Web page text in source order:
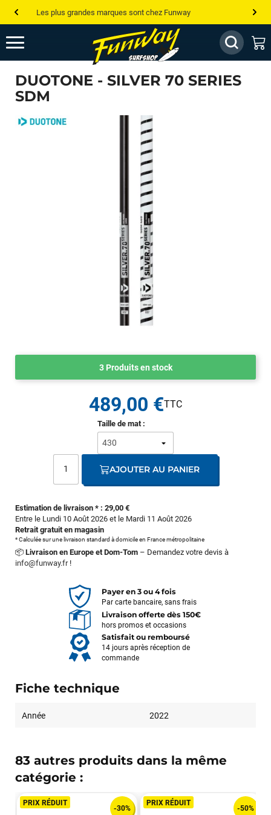
Les plus grandes marques sont chez Funway
Jusqu’à -75% de remise sur le windsurf, wingfoil, etc...
💰 Meilleur prix garanti — Moins cher ailleurs ? On s’aligne !
Besoin de conseils de pro ? Appelle nous !
DUOTONE - SILVER 70 SERIES
SDM
3 Produits en stock
Estimation de livraison * : 29,00 €
Entre le Lundi 10 Août 2026 et le Mardi 11 Août 2026
Retrait gratuit en magasin
* Calculée sur une livraison standard à domicile en France métropolitaine
📦 Livraison en Europe et Dom-Tom – Demandez votre devis à
info@funway.fr!
Taille de mat :
489,00 €
AJOUTER AU PANIER
Payer en 3 ou 4 fois
Par carte bancaire, sans frais
Livraison offerte dès 150€
hors promos et occasions
Satisfait ou remboursé
14 jours après réception de
commande
Fiche technique
Année 2022
83 autres produits dans la même
catégorie :
PRIX RÉDUIT
-30%
PRIX RÉDUIT
-50%